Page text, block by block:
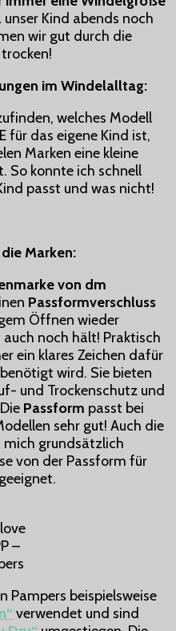
Kind abends noch
wir gut durch die
im Windelalltag:
welches Modell
für das eigene Kind ist,
Marken eine kleine
So konnte ich schnell
passt und was nicht!
Marken:
von dm
Passformverschluss
Öffnen wieder
noch hält! Praktisch
ein klares Zeichen dafür
wird. Sie bieten
und Trockenschutz und
Passform passt bei
sehr gut! Auch die
mich grundsätzlich
von der Passform für
–
Pampers beispielsweise
verwendet und sind